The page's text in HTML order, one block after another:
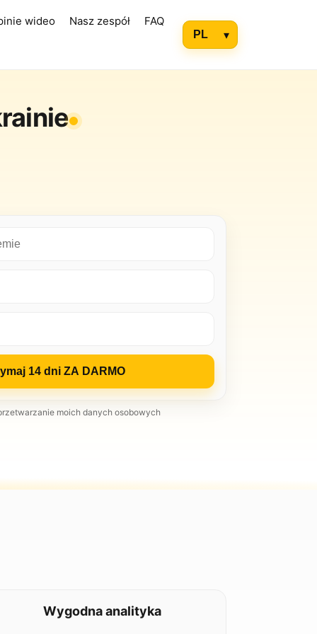
wideo Nasz zespół FAQ
14 dni ZA DARMO
moich danych osobowych
Wygodna analityka